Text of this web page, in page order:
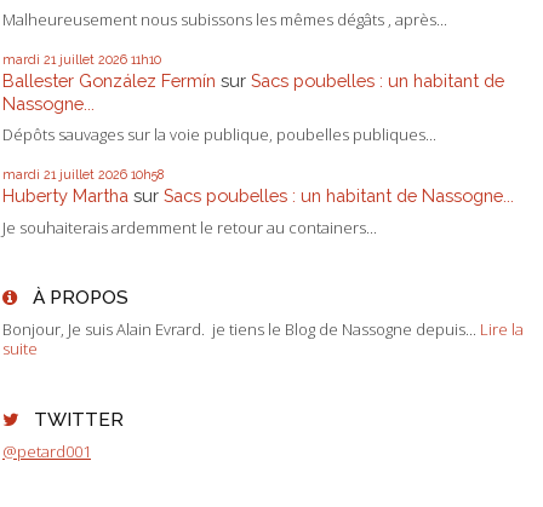
Malheureusement nous subissons les mêmes dégâts , après...
mardi 21 juillet 2026 11h10
Ballester González Fermín sur Sacs poubelles : un habitant de
Nassogne...
Dépôts sauvages sur la voie publique, poubelles publiques...
mardi 21 juillet 2026 10h58
Huberty Martha sur Sacs poubelles : un habitant de Nassogne...
Je souhaiterais ardemment le retour au containers...
À PROPOS
Bonjour, Je suis Alain Evrard. je tiens le Blog de Nassogne depuis... Lire la
suite
TWITTER
@petard001